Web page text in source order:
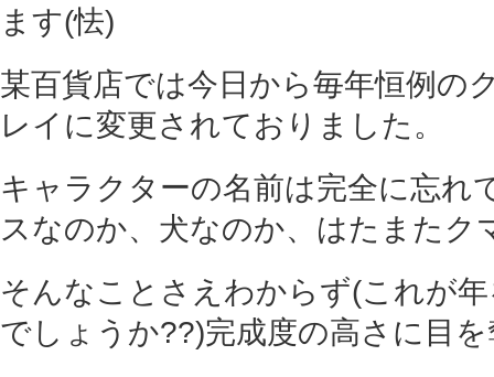
ます(怯)
某百貨店では今日から毎年恒例の
レイに変更されておりました。
キャラクターの名前は完全に忘れ
スなのか、犬なのか、はたまたク
そんなことさえわからず(これが
でしょうか??)完成度の高さに目